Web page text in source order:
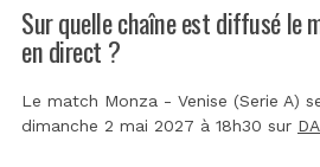
Sur quelle chaîne est diffusé le
en direct ?
Le match Monza - Venise (Serie A)
dimanche 2 mai 2027 à 18h30 sur